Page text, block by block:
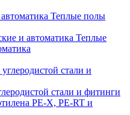
Теплые полы
Теплые
стали и фитинги